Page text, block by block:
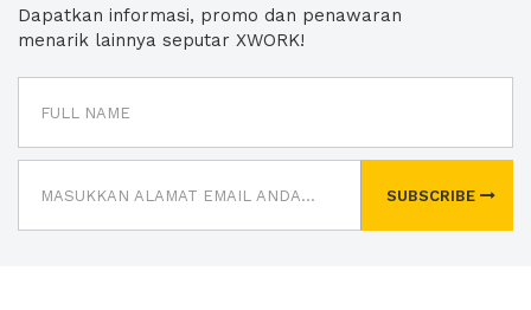
Dapatkan informasi, promo dan penawaran
menarik lainnya seputar XWORK!
SUBSCRIBE